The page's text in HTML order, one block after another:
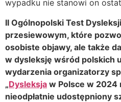
wypadku nie stanowi on
II Ogólnopolski Test
przesiewowym, które
osobiste objawy, ale także
w dysleksję wśród polskich
wydarzenia organizatorzy
„Dysleksja(otwórz
w
w Polsce w 2024
nieodpłatnie udostępniony